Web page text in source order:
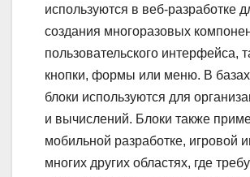
используются в веб-разработке
создания многоразовых
пользовательского интерфейса,
кнопки, формы или меню. В
блоки используются для
и вычислений. Блоки также
мобильной разработке, игровой
многих других областях, где